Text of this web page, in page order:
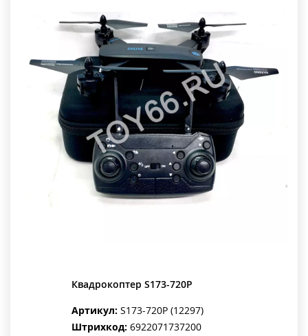
Квадрокоптер S173-720P
Артикул: S173-720P (12297)
Штрихкод: 6922071737200